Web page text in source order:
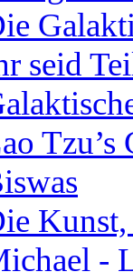
seid
Kunst,
-